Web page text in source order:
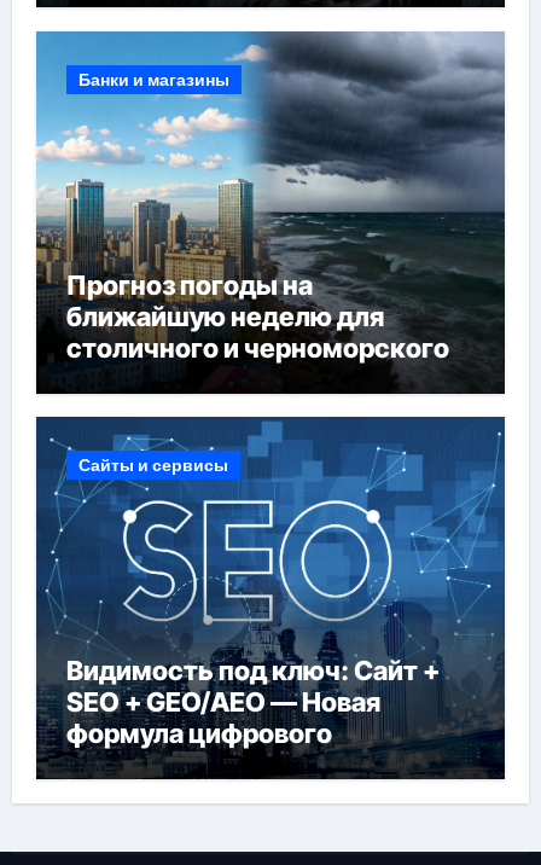
Банки и магазины
Прогноз погоды на
ближайшую неделю для
столичного и черноморского
регионов
Сайты и сервисы
Видимость под ключ: Сайт +
SEO + GEO/AEO — Новая
формула цифрового
присутствия в 2026 году